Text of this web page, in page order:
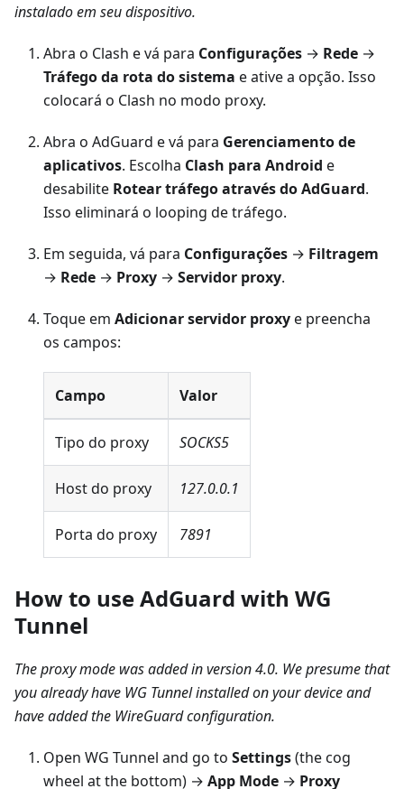
instalado em seu dispositivo.
Abra o Clash e vá para Configurações → Rede →
Tráfego da rota do sistema e ative a opção. Isso
colocará o Clash no modo proxy.
Abra o AdGuard e vá para Gerenciamento de
aplicativos. Escolha Clash para Android e
desabilite Rotear tráfego através do AdGuard.
Isso eliminará o looping de tráfego.
Em seguida, vá para Configurações → Filtragem
→ Rede → Proxy → Servidor proxy.
Toque em Adicionar servidor proxye preencha
os campos:
Campo Valor
Tipo do proxy SOCKS5
Host do proxy 127.0.0.1
Porta do proxy 7891
How to use AdGuard with WG
Tunnel
The proxy mode was added in version 4.0. We presume that
you already have WG Tunnel installed on your device and
have added the WireGuard configuration.
Open WG Tunnel and go to Settings(the cog
wheel at the bottom) → App Mode → Proxy